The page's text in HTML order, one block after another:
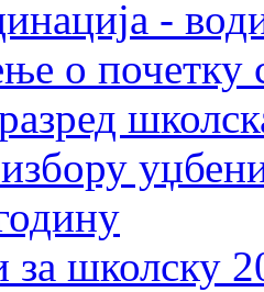
-
о почетку
школску